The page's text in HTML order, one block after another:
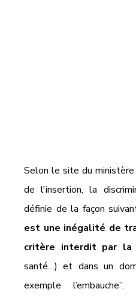
Selon le site du
de l'insertion, la
définie de la façon
est une inégalité de
critère interdit par la
santé…) et dans un
exemple